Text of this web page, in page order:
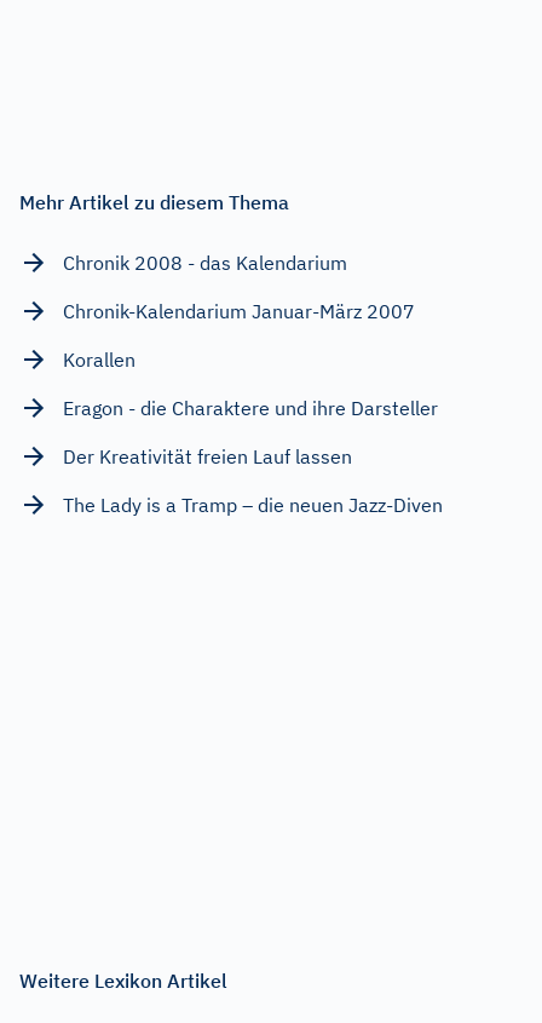
Mehr Artikel zu diesem Thema
Chronik 2008 - das Kalendarium
Chronik-Kalendarium Januar-März 2007
Korallen
Eragon - die Charaktere und ihre Darsteller
Der Kreativität freien Lauf lassen
The Lady is a Tramp – die neuen Jazz-Diven
Weitere Lexikon Artikel